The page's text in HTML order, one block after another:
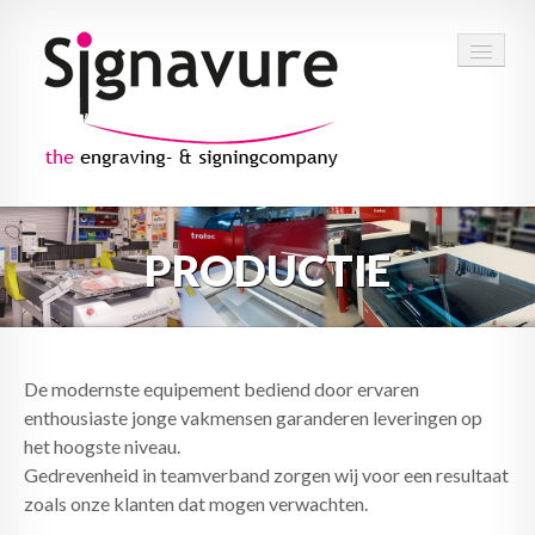
OVER ONS
VAKMANSCHAP
PROJECTEN
KLANTEN
CONTACT
PRODUCTIE
De modernste equipement bediend door ervaren
enthousiaste jonge vakmensen garanderen leveringen op
het hoogste niveau.
Gedrevenheid in teamverband zorgen wij voor een resultaat
zoals onze klanten dat mogen verwachten.